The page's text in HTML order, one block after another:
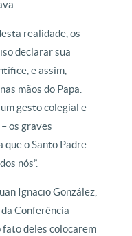
realidade, os
declarar sua
e assim,
mãos do Papa.
gesto colegial e
os graves
o Santo Padre
nós”.
Ignacio González,
Conferência
fato deles colocarem